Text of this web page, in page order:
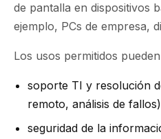
de pantalla en dispositivos
ejemplo, PCs de empresa,
Los usos permitidos
soporte TI y resolución
remoto, análisis de fallos)
seguridad de la